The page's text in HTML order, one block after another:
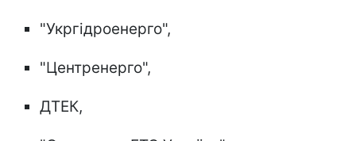
"Укргідроенерго",
"Центренерго",
ДТЕК,